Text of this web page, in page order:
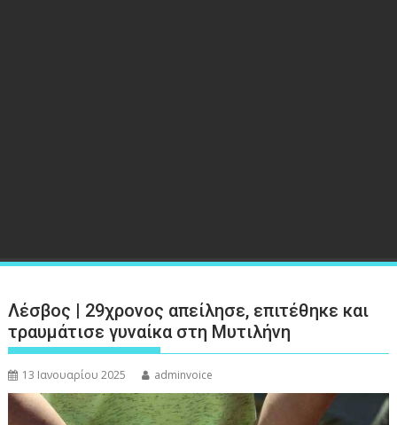
Λέσβος | 29χρονος απείλησε, επιτέθηκε και
τραυμάτισε γυναίκα στη Μυτιλήνη
13 Ιανουαρίου 2025 adminvoice